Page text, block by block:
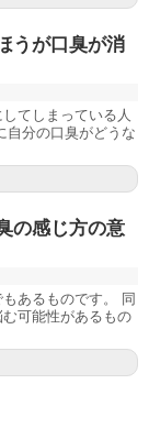
うが口臭が消
てしまっている人
自分の口臭がどうな
の感じ方の意
あるものです。 同
可能性があるもの